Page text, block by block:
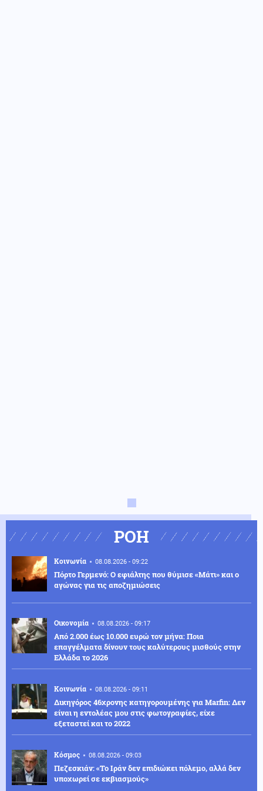
ΡΟΗ
Κοινωνία 08.08.2026 - 09:22
Πόρτο Γερμενό: Ο εφιάλτης που θύμισε «Μάτι» και ο
αγώνας για τις αποζημιώσεις
Οικονομία 08.08.2026 - 09:17
Από 2.000 έως 10.000 ευρώ τον μήνα: Ποια
επαγγέλματα δίνουν τους καλύτερους μισθούς στην
Ελλάδα το 2026
Κοινωνία 08.08.2026 - 09:11
Δικηγόρος 46χρονης κατηγορουμένης για Marfin: Δεν
είναι η εντολέας μου στις φωτογραφίες, είχε
εξεταστεί και το 2022
Κόσμος 08.08.2026 - 09:03
Πεζεσκιάν: «Το Ιράν δεν επιδιώκει πόλεμο, αλλά δεν
υποχωρεί σε εκβιασμούς»